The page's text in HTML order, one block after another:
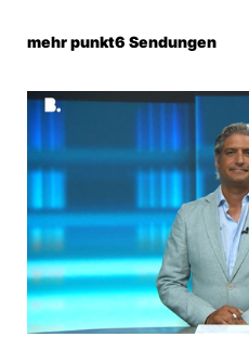
Prix-
mehr punkt6 Sendungen